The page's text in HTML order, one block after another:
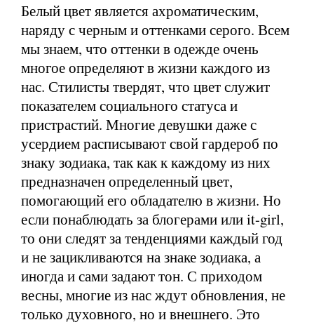
Белый цвет является ахроматическим,
наряду с черным и оттенками серого. Всем
мы знаем, что оттенки в одежде очень
многое определяют в жизни каждого из
нас. Стилисты твердят, что цвет служит
показателем социального статуса и
пристрастий. Многие девушки даже с
усердием расписывают свой гардероб по
знаку зодиака, так как к каждому из них
предназначен определенный цвет,
помогающий его обладателю в жизни. Но
если понаблюдать за блогерами или it-girl,
то они следят за тенденциями каждый год
и не зацикливаются на знаке зодиака, а
иногда и сами задают тон. С приходом
весны, многие из нас ждут обновления, не
только духовного, но и внешнего. Это